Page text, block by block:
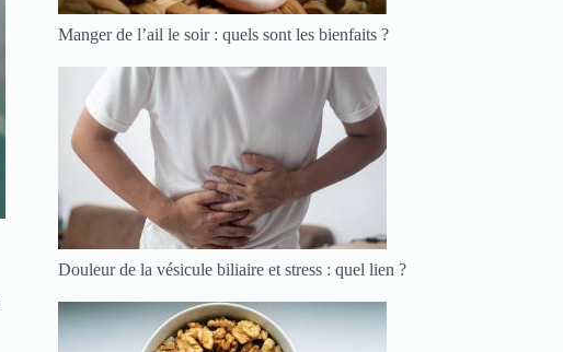
Manger de l’ail le soir : quels sont les bienfaits ?
Douleur de la vésicule biliaire et stress : quel lien ?